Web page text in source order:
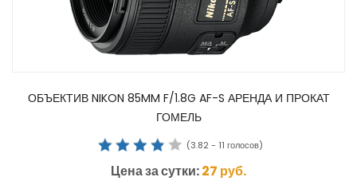
ОБЪЕКТИВ NIKON 85MM F/1.8G AF-S АРЕНДА И ПРОКАТ
ГОМЕЛЬ
(3.82 - 11 голосов)
Цена за сутки:27 руб.